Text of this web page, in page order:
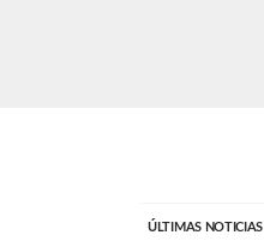
ÚLTIMAS NOTICIAS